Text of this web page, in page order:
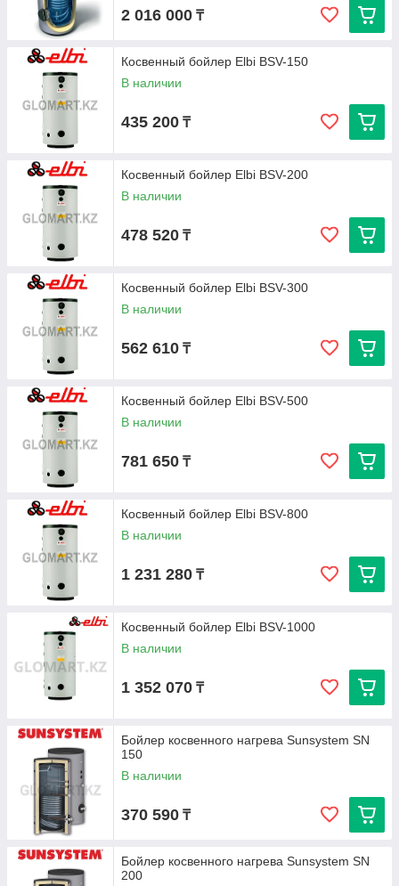
2 016 000 ₸
Косвенный бойлер Elbi BSV-150
В наличии
435 200 ₸
Косвенный бойлер Elbi BSV-200
В наличии
478 520 ₸
Косвенный бойлер Elbi BSV-300
В наличии
562 610 ₸
Косвенный бойлер Elbi BSV-500
В наличии
781 650 ₸
Косвенный бойлер Elbi BSV-800
В наличии
1 231 280 ₸
Косвенный бойлер Elbi BSV-1000
В наличии
1 352 070 ₸
Бойлер косвенного нагрева Sunsystem SN
150
В наличии
370 590 ₸
Бойлер косвенного нагрева Sunsystem SN
200